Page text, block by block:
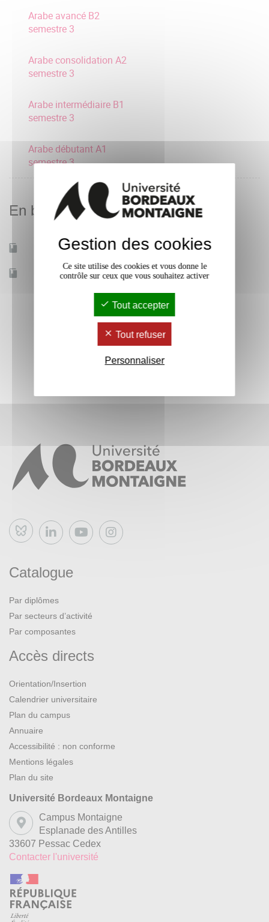
Arabe avancé B2
semestre 3
Arabe consolidation A2
semestre 3
Arabe intermédiaire B1
semestre 3
Arabe débutant A1
semestre 3
En bref
Mobilité d'études Oui
Accessible à distance Non
Bluesky
Catalogue
Par diplômes
Par secteurs d’activité
Par composantes
Accès directs
Orientation/Insertion
Calendrier universitaire
Plan du campus
Annuaire
Accessibilité : non conforme
Mentions légales
Plan du site
Université Bordeaux Montaigne
Campus Montaigne
Esplanade des Antilles
33607 Pessac Cedex
Contacter l'université
Gestion des cookies
Ce site utilise des cookies et vous donne le
contrôle sur ceux que vous souhaitez activer
Tout accepter
Tout refuser
Personnaliser